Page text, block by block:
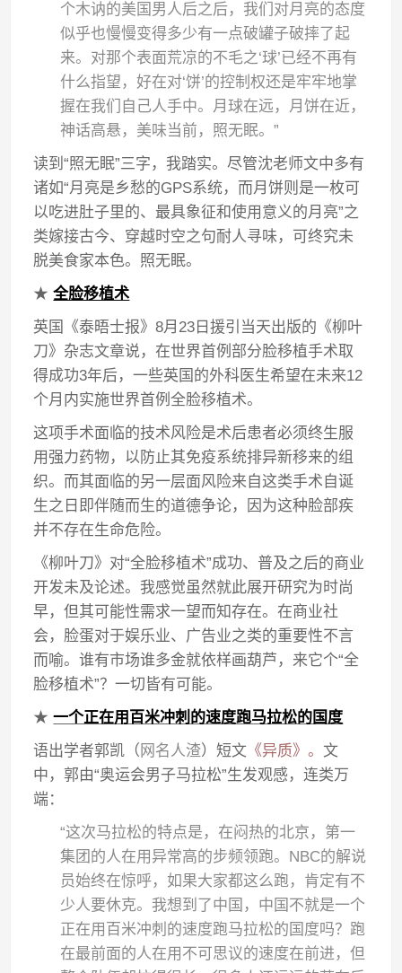
个木讷的美国男人后之后，我们对月亮的态度
似乎也慢慢变得多少有一点破罐子破摔了起
来。对那个表面荒凉的不毛之‘球’已经不再有
什么指望，好在对‘饼’的控制权还是牢牢地掌
握在我们自己人手中。月球在远，月饼在近，
神话高悬，美味当前，照无眠。”
读到“照无眠”三字，我踏实。尽管沈老师文中多有
诸如“月亮是乡愁的GPS系统，而月饼则是一枚可
以吃进肚子里的、最具象征和使用意义的月亮”之
类嫁接古今、穿越时空之句耐人寻味，可终究未
脱美食家本色。照无眠。
★全脸移植术
英国《泰晤士报》8月23日援引当天出版的《柳叶
刀》杂志文章说，在世界首例部分脸移植手术取
得成功3年后，一些英国的外科医生希望在未来12
个月内实施世界首例全脸移植术。
这项手术面临的技术风险是术后患者必须终生服
用强力药物，以防止其免疫系统排异新移来的组
织。而其面临的另一层面风险来自这类手术自诞
生之日即伴随而生的道德争论，因为这种脸部疾
并不存在生命危险。
《柳叶刀》对“全脸移植术”成功、普及之后的商业
开发未及论述。我感觉虽然就此展开研究为时尚
早，但其可能性需求一望而知存在。在商业社
会，脸蛋对于娱乐业、广告业之类的重要性不言
而喻。谁有市场谁多金就依样画葫芦，来它个“全
脸移植术”？一切皆有可能。
★一个正在用百米冲刺的速度跑马拉松的国度
语出学者郭凯（ 网名人渣）短文 《异质》。文
中，郭由“奥运会男子马拉松”生发观感，连类万
端：
“这次马拉松的特点是，在闷热的北京，第一
集团的人在用异常高的步频领跑。NBC的解说
员始终在惊呼，如果大家都这么跑，肯定有不
少人要休克。我想到了中国，中国不就是一个
正在用百米冲刺的速度跑马拉松的国度吗？跑
在最前面的人在用不可思议的速度在前进，但